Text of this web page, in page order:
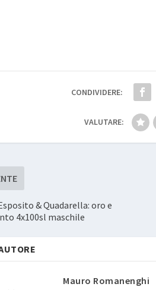
CONDIVIDERE:
VALUTARE:
& Quadarella: oro e
4x100sl maschile
Mauro Romanenghi